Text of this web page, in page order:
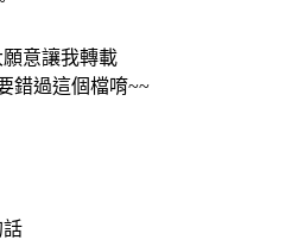
意讓我轉載
錯過這個檔唷~~
話